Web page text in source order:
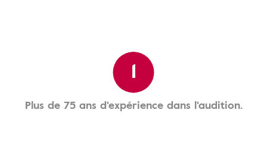
1
Plus de 75 ans d'expérience dans l'audition.